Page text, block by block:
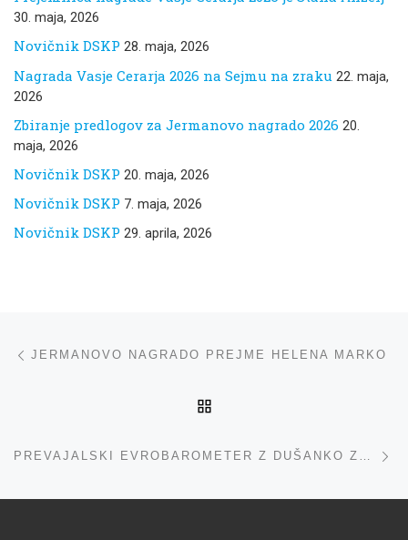
30. maja, 2026
Novičnik DSKP 28. maja, 2026
Nagrada Vasje Cerarja 2026 na Sejmu na zraku 22. maja,
2026
Zbiranje predlogov za Jermanovo nagrado 2026 20.
maja, 2026
Novičnik DSKP 20. maja, 2026
Novičnik DSKP 7. maja, 2026
Novičnik DSKP 29. aprila, 2026
Navigacija med prispevki
JERMANOVO NAGRADO PREJME HELENA MARKO